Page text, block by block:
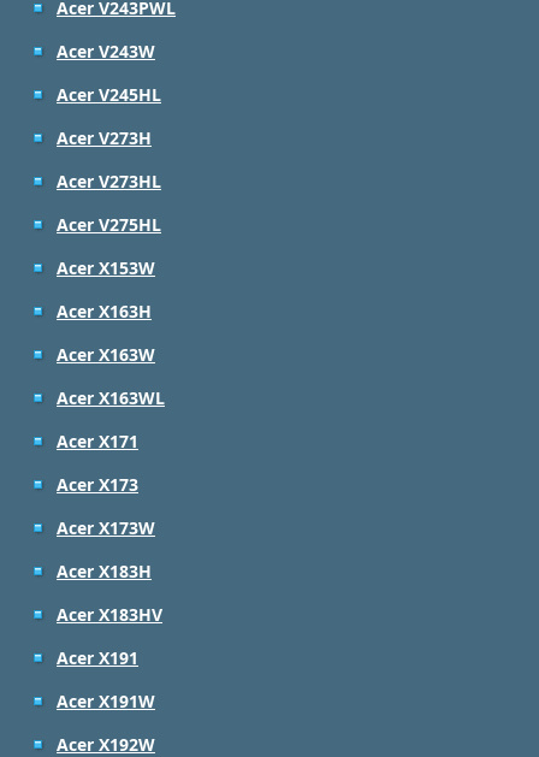
Acer V243PWL
Acer V243W
Acer V245HL
Acer V273H
Acer V273HL
Acer V275HL
Acer X153W
Acer X163H
Acer X163W
Acer X163WL
Acer X171
Acer X173
Acer X173W
Acer X183H
Acer X183HV
Acer X191
Acer X191W
Acer X192W